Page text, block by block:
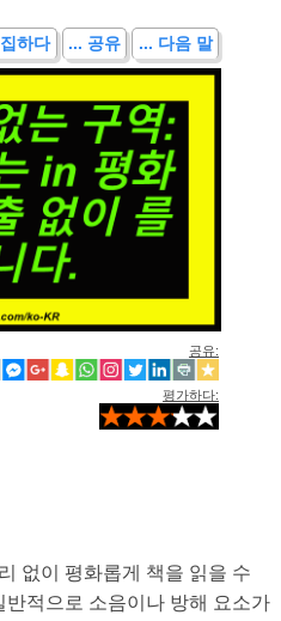
하다 ... 공유 ... 다음 말
공유:
평가하다:
없이 평화롭게 책을 읽을 수
적으로 소음이나 방해 요소가